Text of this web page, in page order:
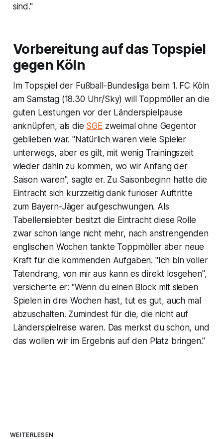
sind."
Vorbereitung auf das Topspiel
gegen Köln
Im Topspiel der Fußball-Bundesliga beim 1. FC Köln
am Samstag (18.30 Uhr/Sky) will Toppmöller an die
guten Leistungen vor der Länderspielpause
anknüpfen, als die SGE zweimal ohne Gegentor
geblieben war. "Natürlich waren viele Spieler
unterwegs, aber es gilt, mit wenig Trainingszeit
wieder dahin zu kommen, wo wir Anfang der
Saison waren", sagte er. Zu Saisonbeginn hatte die
Eintracht sich kurzzeitig dank furioser Auftritte
zum Bayern-Jäger aufgeschwungen. Als
Tabellensiebter besitzt die Eintracht diese Rolle
zwar schon lange nicht mehr, nach anstrengenden
englischen Wochen tankte Toppmöller aber neue
Kraft für die kommenden Aufgaben. "Ich bin voller
Tatendrang, von mir aus kann es direkt losgehen",
versicherte er: "Wenn du einen Block mit sieben
Spielen in drei Wochen hast, tut es gut, auch mal
abzuschalten. Zumindest für die, die nicht auf
Länderspielreise waren. Das merkst du schon, und
das wollen wir im Ergebnis auf den Platz bringen."
WEITERLESEN